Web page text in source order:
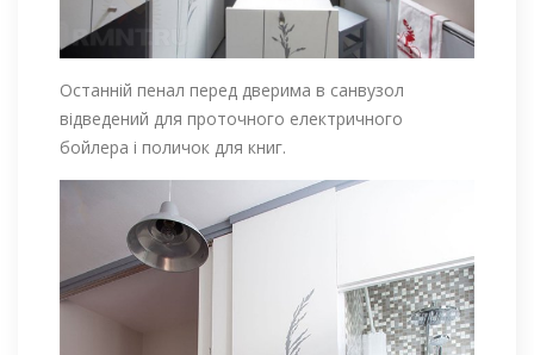
Останній пенал перед дверима в санвузол
відведений для проточного електричного
бойлера і поличок для книг.